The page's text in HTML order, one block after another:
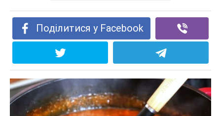
Поділитися у Facebook